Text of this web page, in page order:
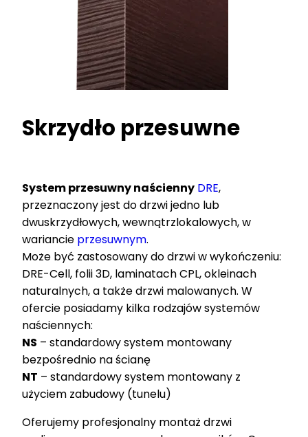
Skrzydło przesuwne
System przesuwny naścienny DRE,
przeznaczony jest do drzwi jedno lub
dwuskrzydłowych, wewnątrzlokalowych, w
wariancie przesuwnym.
Może być zastosowany do drzwi w wykończeniu:
DRE-Cell, folii 3D, laminatach CPL, okleinach
naturalnych, a także drzwi malowanych. W
ofercie posiadamy kilka rodzajów systemów
naściennych:
NS – standardowy system montowany
bezpośrednio na ścianę
NT – standardowy system montowany z
użyciem zabudowy (tunelu)
Oferujemy profesjonalny montaż drzwi